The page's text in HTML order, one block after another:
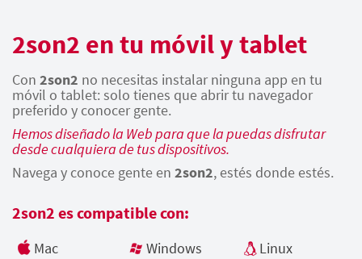
2son2 en tu móvil y tablet
Con 2son2 no necesitas instalar ninguna app en tu
móvil o tablet: solo tienes que abrir tu navegador
preferido y conocer gente.
Hemos diseñado la Web para que la puedas disfrutar
desde cualquiera de tus dispositivos.
Navega y conoce gente en 2son2, estés donde estés.
2son2 es compatible con:
Mac Windows
Linux